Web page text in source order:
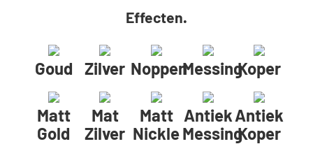
Effecten.
Goud Zilver NoppenMessingKoper
Matt
Gold
Mat
Zilver
Matt
Nickle
Antiek
Messing
Antiek
Koper